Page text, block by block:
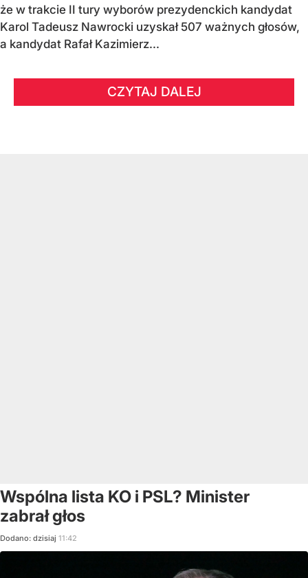
że w trakcie II tury wyborów prezydenckich kandydat
Karol Tadeusz Nawrocki uzyskał 507 ważnych głosów,
a kandydat Rafał Kazimierz...
CZYTAJ DALEJ
Wspólna lista KO i PSL? Minister
zabrał głos
Dodano: dzisiaj 11:42